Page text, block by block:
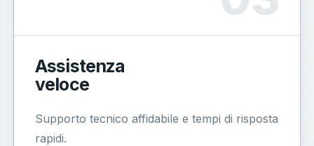
Assistenza
veloce
Supporto tecnico affidabile e tempi di risposta
rapidi.